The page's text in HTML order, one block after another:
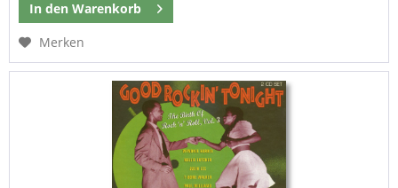
In den Warenkorb
Merken